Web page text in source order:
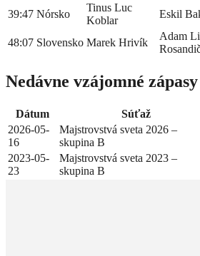
39:47 Nórsko
Tinus Luc
Koblar
Eskil
48:07 Slovensko Marek Hrivík
Adam
Nedávne vzájomné
Dátum Súťaž
2026-05-
16
Majstrovstvá sveta 2026 –
skupina B
2023-05-
23
Majstrovstvá sveta 2023 –
skupina B